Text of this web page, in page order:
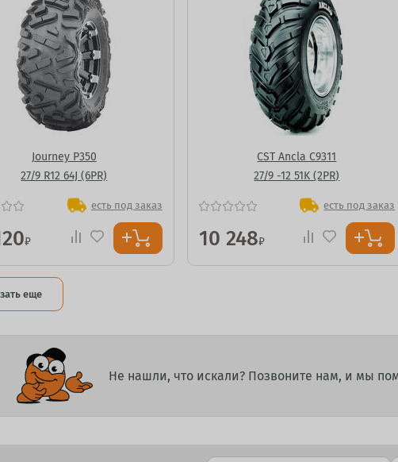
Journey P350
27/9 R12 64J (6PR)
есть под заказ
₽
CST Ancla C9311
27/9 -12 51K (2PR)
есть под заказ
10 248₽
еще
Не нашли, что искали? Позвоните нам, и мы